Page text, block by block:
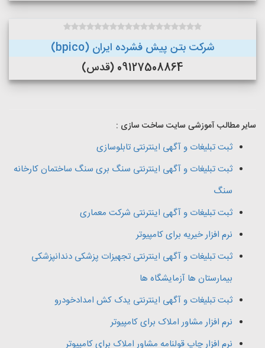
شرکت بتن پیش فشرده ایران (bpico)
09127508864 (قدس)
سایر مطالب آموزشی سایت ساخت سازی :
ثبت تبلیغات و آگهی اینترنتی تابلوسازی
ثبت تبلیغات و آگهی اینترنتی سنگ بری سنگ ساختمان کارخانه
سنگ
ثبت تبلیغات و آگهی اینترنتی شرکت معماری
نرم افزار خیریه برای کامپیوتر
ثبت تبلیغات و آگهی اینترنتی تجهیزات پزشکی دندانپزشکی
بیمارستان ها آزمایشگاه ها
ثبت تبلیغات و آگهی اینترنتی یدک کش امدادخودرو
نرم افزار مشاور املاک برای کامپیوتر
نرم افزار چاپ قولنامه مشاور املاک برای کامپیوتر